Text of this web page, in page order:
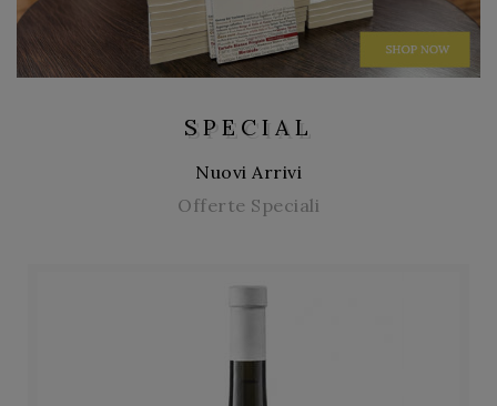
SPECIAL
Nuovi Arrivi
Offerte Speciali